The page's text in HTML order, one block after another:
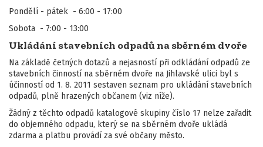
Pondělí - pátek - 6:00 - 17:00
Sobota - 7:00 - 13:00
Ukládání stavebních odpadů na sběrném dvoře
Na základě četných dotazů a nejasností při odkládání odpadů ze
stavebních činností na sběrném dvoře na Jihlavské ulici byl s
účinností od 1. 8. 2011 sestaven seznam pro ukládání stavebních
odpadů, plně hrazených občanem (viz níže).
Žádný z těchto odpadů katalogové skupiny číslo 17 nelze zařadit
do objemného odpadu, který se na sběrném dvoře ukládá
zdarma a platbu provádí za své občany město.